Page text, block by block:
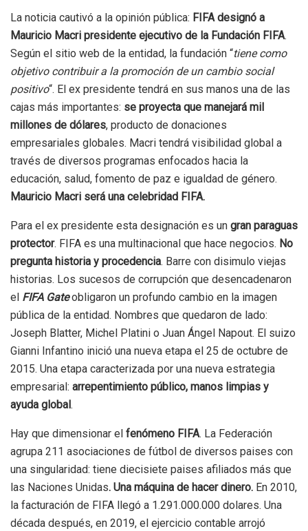
La noticia cautivó a la opinión pública: FIFA designó a
Mauricio Macri presidente ejecutivo de la Fundación FIFA.
Según el sitio web de la entidad, la fundación “tiene como
objetivo contribuir a la promoción de un cambio social
positivo“. El ex presidente tendrá en sus manos una de las
cajas más importantes: se proyecta que manejará mil
millones de dólares, producto de donaciones
empresariales globales. Macri tendrá visibilidad global a
través de diversos programas enfocados hacia la
educación, salud, fomento de paz e igualdad de género.
Mauricio Macri será una celebridad FIFA.
Para el ex presidente esta designación es un gran paraguas
protector. FIFA es una multinacional que hace negocios. No
pregunta historia y procedencia. Barre con disimulo viejas
historias. Los sucesos de corrupción que desencadenaron
el FIFA Gateobligaron un profundo cambio en la imagen
pública de la entidad. Nombres que quedaron de lado:
Joseph Blatter, Michel Platini o Juan Ángel Napout. El suizo
Gianni Infantino inició una nueva etapa el 25 de octubre de
2015. Una etapa caracterizada por una nueva estrategia
empresarial: arrepentimiento público, manos limpias y
ayuda global.
Hay que dimensionar el fenómeno FIFA. La Federación
agrupa 211 asociaciones de fútbol de diversos paises con
una singularidad: tiene diecisiete paises afiliados más que
las Naciones Unidas. Una máquina de hacer dinero. En 2010,
la facturación de FIFA llegó a 1.291.000.000 dolares. Una
década después, en 2019, el ejercicio contable arrojó